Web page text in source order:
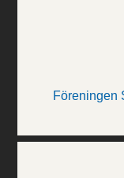
Föreningen